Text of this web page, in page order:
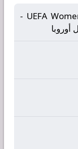
أوروبا, UEFA Women's Europa Cup -
أوروبا